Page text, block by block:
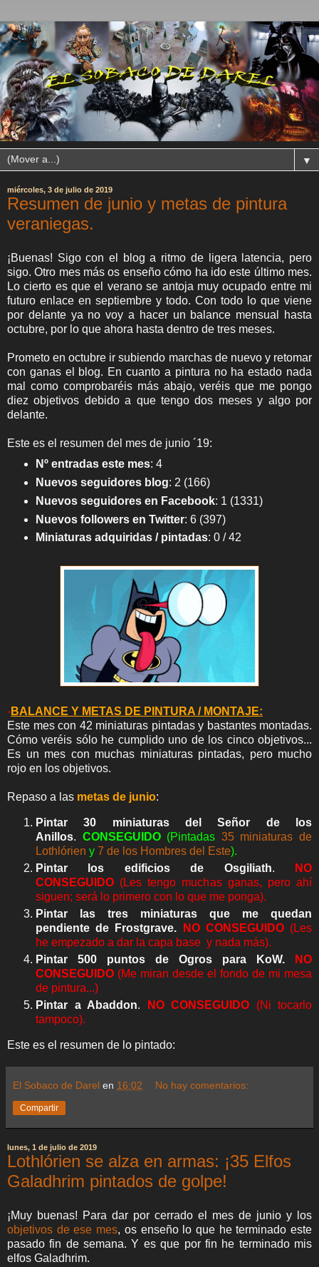
▼
miércoles, 3 de julio de 2019
Resumen de junio y metas de pintura
veraniegas.
¡Buenas! Sigo con el blog a ritmo de ligera latencia, pero
sigo. Otro mes más os enseño cómo ha ido este último mes.
Lo cierto es que el verano se antoja muy ocupado entre mi
futuro enlace en septiembre y todo. Con todo lo que viene
por delante ya no voy a hacer un balance mensual hasta
octubre, por lo que ahora hasta dentro de tres meses.
Prometo en octubre ir subiendo marchas de nuevo y retomar
con ganas el blog. En cuanto a pintura no ha estado nada
mal como comprobaréis más abajo, veréis que me pongo
diez objetivos debido a que tengo dos meses y algo por
delante.
Este es el resumen del mes de junio ´19:
Nº entradas este mes: 4
Nuevos seguidores blog: 2 (166)
Nuevos seguidores en Facebook: 1 (1331)
Nuevos followers en Twitter: 6 (397)
Miniaturas adquiridas / pintadas: 0 / 42
-BALANCE Y METAS DE PINTURA / MONTAJE:
Este mes con 42 miniaturas pintadas y bastantes montadas.
Cómo veréis sólo he cumplido uno de los cinco objetivos...
Es un mes con muchas miniaturas pintadas, pero mucho
rojo en los objetivos.
Repaso a las metas de junio:
Pintar 30 miniaturas del Señor de los
Anillos. CONSEGUIDO(Pintadas 35 miniaturas de
Lothlórien y 7 de los Hombres del Este).
Pintar los edificios de Osgiliath.
NO
CONSEGUIDO (Les tengo muchas ganas, pero ahí
siguen; será lo primero con lo que me ponga).
Pintar las tres miniaturas que me quedan
pendiente de Frostgrave.
NO CONSEGUIDO(Les
he empezado a dar la capa base y nada más).
Pintar 500 puntos de Ogros para KoW.
NO
CONSEGUIDO (Me miran desde el fondo de mi mesa
de pintura...)
Pintar a Abaddon. NO CONSEGUIDO (Ni tocarlo
tampoco).
Este es el resumen de lo pintado:
El Sobaco de Darel en 16:02 No hay comentarios:
Compartir
lunes, 1 de julio de 2019
Lothlórien se alza en armas: ¡35 Elfos
Galadhrim pintados de golpe!
¡Muy buenas! Para dar por cerrado el mes de junio y los
objetivos de ese mes, os enseño lo que he terminado este
pasado fin de semana. Y es que por fin he terminado mis
elfos Galadhrim.